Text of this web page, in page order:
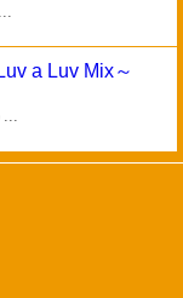
a Luv Mix～
...